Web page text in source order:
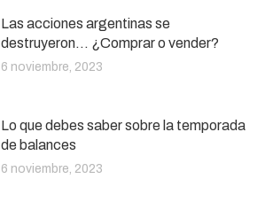
Las acciones argentinas se
destruyeron… ¿Comprar o vender?
6 noviembre, 2023
Lo que debes saber sobre la temporada
de balances
6 noviembre, 2023